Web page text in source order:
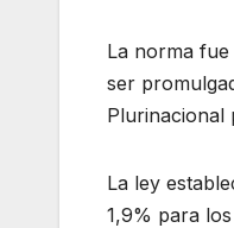
La norma fue
ser
Plurinacional
La ley
1,9% para